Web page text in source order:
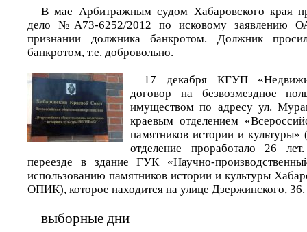
В мае Арбитражным судом Хабаровского края
дело №А73-6252/2012 по исковому заявлению
признании должника банкротом. Должник
банкротом, т.е. добровольно.
17 декабря КГУП
договор на безвозмездное
имуществом по адресу ул.
краевым отделением
памятников истории и
отделение проработало 26
переезде в здание ГУК «Научно-
использованию памятников истории и культуры
ОПИК), которое находится на улице Дзержинского, 36.
выборные дни